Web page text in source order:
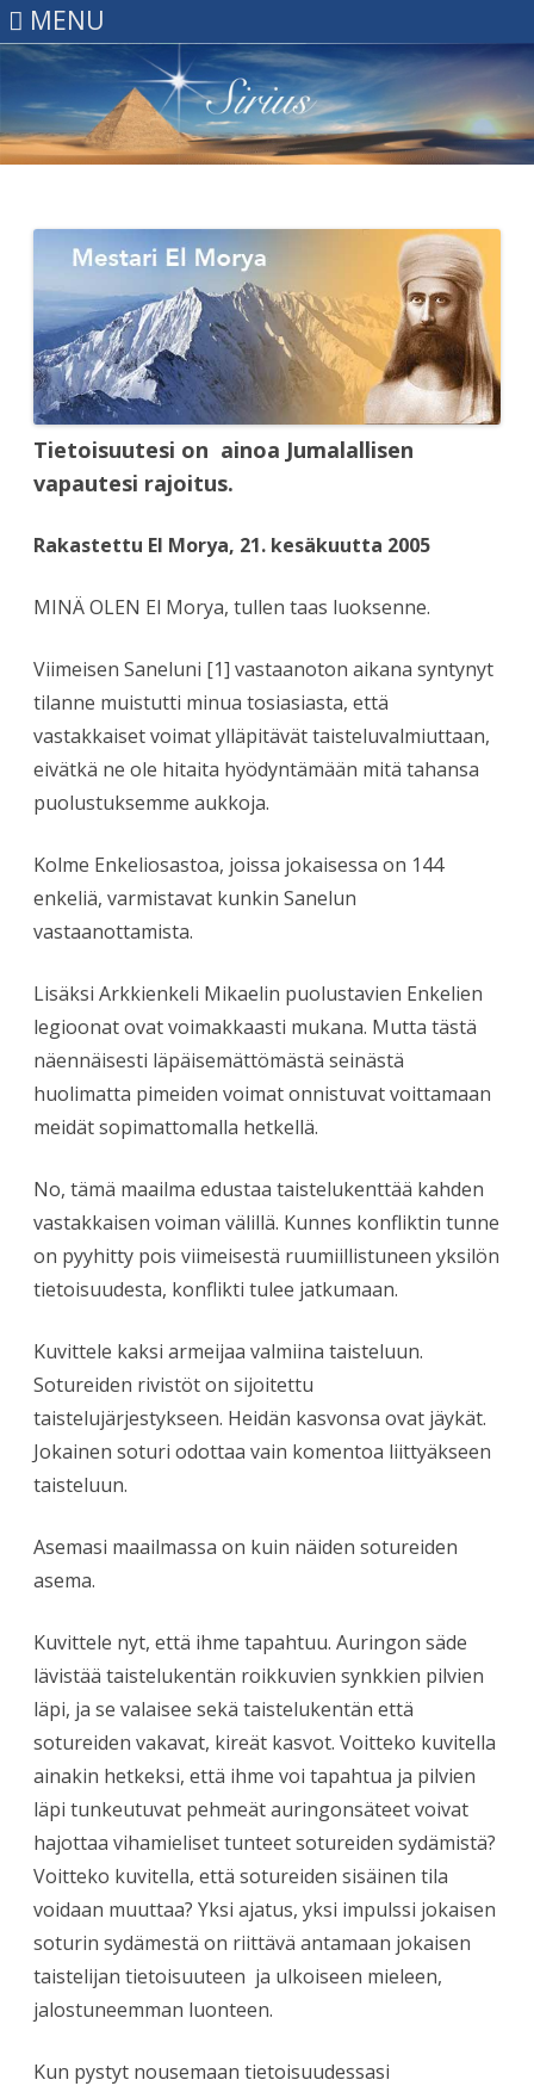
MENU
Tietoisuutesi on ainoa Jumalallisen
vapautesi rajoitus.
Rakastettu El Morya, 21. kesäkuutta 2005
MINÄ OLEN El Morya, tullen taas luoksenne.
Viimeisen Saneluni [1] vastaanoton aikana syntynyt
tilanne muistutti minua tosiasiasta, että
vastakkaiset voimat ylläpitävät taisteluvalmiuttaan,
eivätkä ne ole hitaita hyödyntämään mitä tahansa
puolustuksemme aukkoja.
Kolme Enkeliosastoa, joissa jokaisessa on 144
enkeliä, varmistavat kunkin Sanelun
vastaanottamista.
Lisäksi Arkkienkeli Mikaelin puolustavien Enkelien
legioonat ovat voimakkaasti mukana. Mutta tästä
näennäisesti läpäisemättömästä seinästä
huolimatta pimeiden voimat onnistuvat voittamaan
meidät sopimattomalla hetkellä.
No, tämä maailma edustaa taistelukenttää kahden
vastakkaisen voiman välillä. Kunnes konfliktin tunne
on pyyhitty pois viimeisestä ruumiillistuneen yksilön
tietoisuudesta, konflikti tulee jatkumaan.
Kuvittele kaksi armeijaa valmiina taisteluun.
Sotureiden rivistöt on sijoitettu
taistelujärjestykseen. Heidän kasvonsa ovat jäykät.
Jokainen soturi odottaa vain komentoa liittyäkseen
taisteluun.
Asemasi maailmassa on kuin näiden sotureiden
asema.
Kuvittele nyt, että ihme tapahtuu. Auringon säde
lävistää taistelukentän roikkuvien synkkien pilvien
läpi, ja se valaisee sekä taistelukentän että
sotureiden vakavat, kireät kasvot. Voitteko kuvitella
ainakin hetkeksi, että ihme voi tapahtua ja pilvien
läpi tunkeutuvat pehmeät auringonsäteet voivat
hajottaa vihamieliset tunteet sotureiden sydämistä?
Voitteko kuvitella, että sotureiden sisäinen tila
voidaan muuttaa? Yksi ajatus, yksi impulssi jokaisen
soturin sydämestä on riittävä antamaan jokaisen
taistelijan tietoisuuteen ja ulkoiseen mieleen,
jalostuneemman luonteen.
Kun pystyt nousemaan tietoisuudessasi